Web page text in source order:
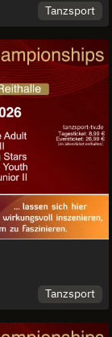
Tanzsport
Tanzsport